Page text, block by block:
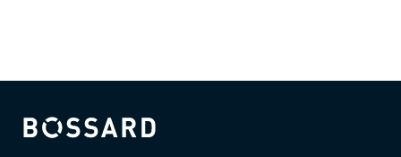
Bossard homepage